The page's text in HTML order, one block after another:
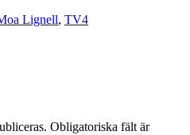
Lignell, TV4
Obligatoriska fält är